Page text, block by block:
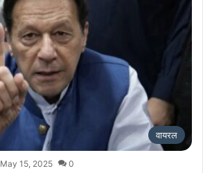
वायरल
May 15, 2025 0